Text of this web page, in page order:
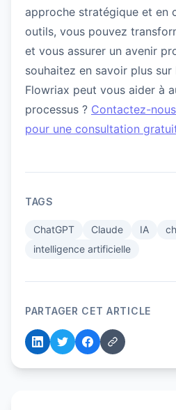
approche stratégique et en
outils, vous pouvez
et vous assurer un avenir
souhaitez en savoir plus
Flowriax peut vous aider à
processus ? Contactez-
pour une consultation
TAGS
ChatGPT Claude IA
intelligence artificielle
PARTAGER CET ARTICLE